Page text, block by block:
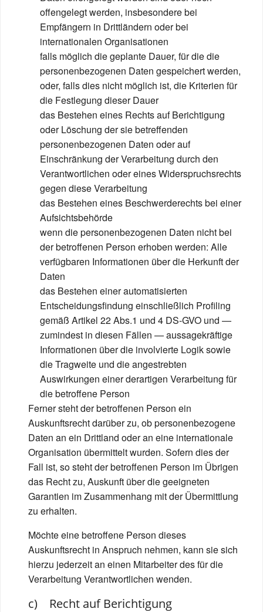
offengelegt werden, insbesondere bei
Empfängern in Drittländern oder bei
internationalen Organisationen
falls möglich die geplante Dauer, für die die
personenbezogenen Daten gespeichert werden,
oder, falls dies nicht möglich ist, die Kriterien für
die Festlegung dieser Dauer
das Bestehen eines Rechts auf Berichtigung
oder Löschung der sie betreffenden
personenbezogenen Daten oder auf
Einschränkung der Verarbeitung durch den
Verantwortlichen oder eines Widerspruchsrechts
gegen diese Verarbeitung
das Bestehen eines Beschwerderechts bei einer
Aufsichtsbehörde
wenn die personenbezogenen Daten nicht bei
der betroffenen Person erhoben werden: Alle
verfügbaren Informationen über die Herkunft der
Daten
das Bestehen einer automatisierten
Entscheidungsfindung einschließlich Profiling
gemäß Artikel 22 Abs.1 und 4 DS-GVO und —
zumindest in diesen Fällen — aussagekräftige
Informationen über die involvierte Logik sowie
die Tragweite und die angestrebten
Auswirkungen einer derartigen Verarbeitung für
die betroffene Person
Ferner steht der betroffenen Person ein
Auskunftsrecht darüber zu, ob personenbezogene
Daten an ein Drittland oder an eine internationale
Organisation übermittelt wurden. Sofern dies der
Fall ist, so steht der betroffenen Person im Übrigen
das Recht zu, Auskunft über die geeigneten
Garantien im Zusammenhang mit der Übermittlung
zu erhalten.
Möchte eine betroffene Person dieses
Auskunftsrecht in Anspruch nehmen, kann sie sich
hierzu jederzeit an einen Mitarbeiter des für die
Verarbeitung Verantwortlichen wenden.
c) Recht auf Berichtigung